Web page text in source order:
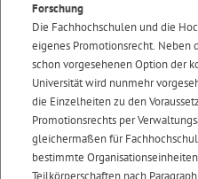
Forschung
Die Fachhochschulen und die
eigenes Promotionsrecht. Neben
schon vorgesehenen Option der
Universität wird nunmehr
die Einzelheiten zu den
Promotionsrechts per
gleichermaßen für
bestimmte
Teilkörperschaften nach